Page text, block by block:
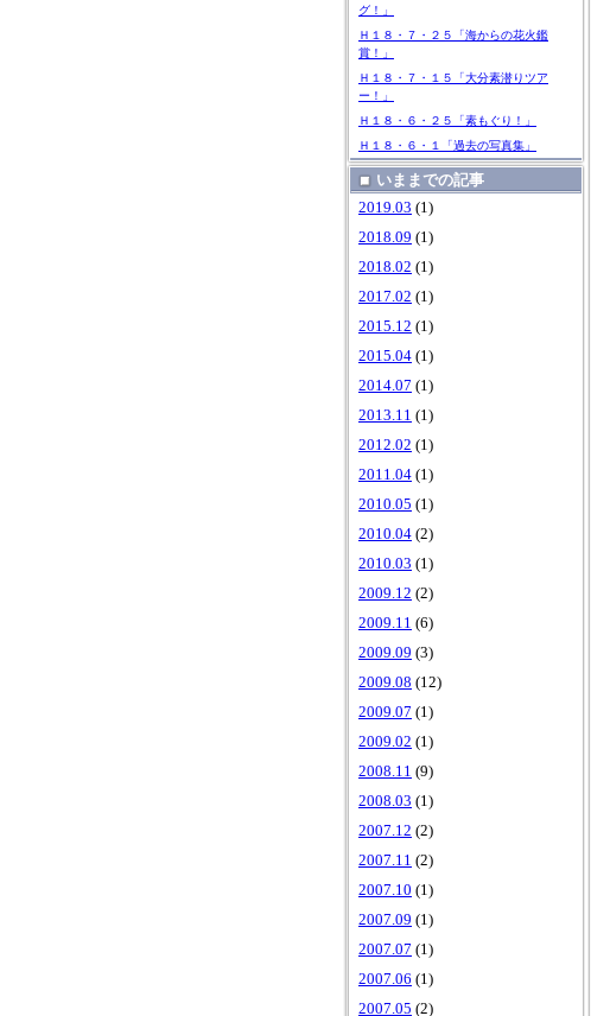
グ！」
Ｈ１８・７・２５「海からの花火鑑
賞！」
Ｈ１８・７・１５「大分素潜りツア
ー！」
Ｈ１８・６・２５「素もぐり！」
Ｈ１８・６・１「過去の写真集」
いままでの記事
2019.03 (1)
2018.09 (1)
2018.02 (1)
2017.02 (1)
2015.12 (1)
2015.04 (1)
2014.07 (1)
2013.11 (1)
2012.02 (1)
2011.04 (1)
2010.05 (1)
2010.04 (2)
2010.03 (1)
2009.12 (2)
2009.11 (6)
2009.09 (3)
2009.08 (12)
2009.07 (1)
2009.02 (1)
2008.11 (9)
2008.03 (1)
2007.12 (2)
2007.11 (2)
2007.10 (1)
2007.09 (1)
2007.07 (1)
2007.06 (1)
2007.05 (2)